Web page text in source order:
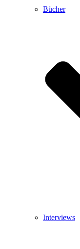
Bücher
Interviews